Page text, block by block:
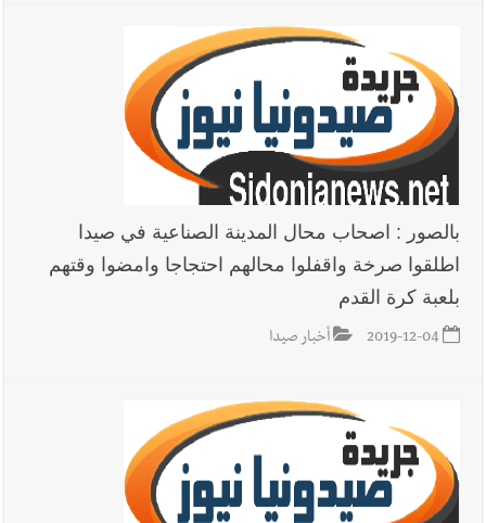
بالصور : اصحاب محال المدينة الصناعية في صيدا
اطلقوا صرخة واقفلوا محالهم احتجاجا وامضوا وقتهم
بلعبة كرة القدم
2019-12-04 أخبار صيدا